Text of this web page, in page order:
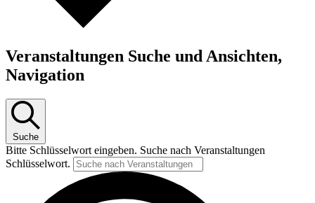
Veranstaltungen Suche und Ansichten,
Navigation
Suche
Bitte Schlüsselwort eingeben. Suche nach Veranstaltungen
Schlüsselwort.